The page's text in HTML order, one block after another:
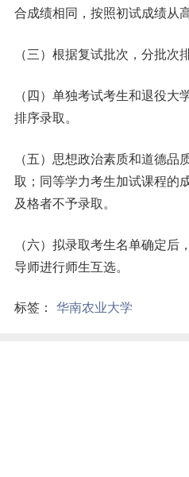
合成绩相同，按照初试成绩从
（三）根据复试批次，分批次
（四）单独考试考生和退役大
排序录取。
（五）思想政治素质和道德
取；同等学力考生加试课程的
及格者不予录取。
（六）拟录取考生名单确定后
导师进行师生互选。
标签： 华南农业大学